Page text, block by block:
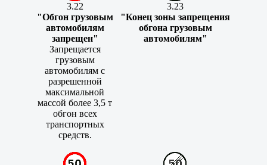
3.22
3.23
"Обгон грузовым
автомобилям
запрещен"
Запрещается
грузовым
автомобилям с
разрешенной
максимальной
массой более 3,5 т
обгон всех
транспортных
средств.
"Конец зоны запрещения
обгона грузовым
автомобилям"